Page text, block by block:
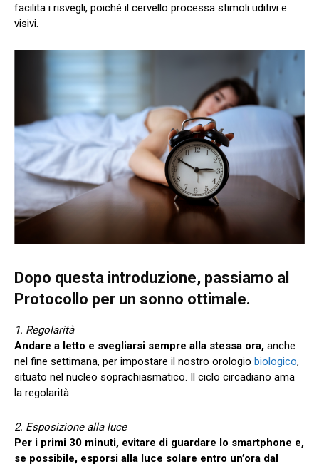
facilita i risvegli, poiché il cervello processa stimoli uditivi e
visivi.
Dopo questa introduzione, passiamo al
Protocollo per un sonno ottimale.
1. Regolarità
Andare a letto e svegliarsi sempre alla stessa ora, anche
nel fine settimana, per impostare il nostro orologio biologico,
situato nel nucleo soprachiasmatico. Il ciclo circadiano ama
la regolarità.
2. Esposizione alla luce
Per i primi 30 minuti, evitare di guardare lo smartphone e,
se possibile, esporsi alla luce solare entro un’ora dal